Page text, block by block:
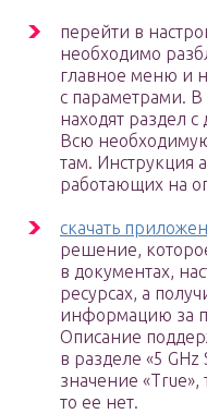
перейти в
необходимо
главное меню и
с параметрами.
находят раздел
Всю
там. Инструкция
работающих на
скачать
решение,
в документах,
ресурсах, а
информацию за
Описание
в разделе «5
значение «True»,
то ее нет.